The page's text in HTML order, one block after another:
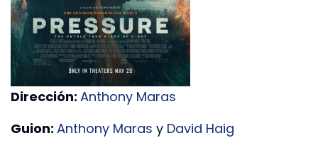
Dirección: Anthony Maras
Guion: Anthony Maras y David Haig